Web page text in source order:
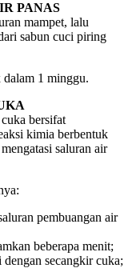
PANAS
mampet, lalu
sabun cuci piring
1 minggu.
bersifat
kimia berbentuk
saluran air
pembuangan air
beberapa menit;
secangkir cuka;